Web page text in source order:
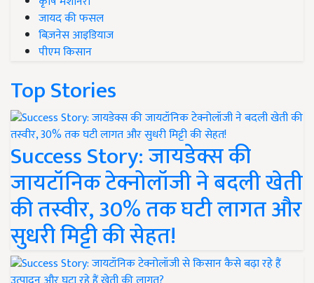
जायद की फसल
बिज़नेस आइडियाज
पीएम किसान
Top Stories
Success Story: जायडेक्स की
जायटॉनिक टेक्नोलॉजी ने बदली खेती
की तस्वीर, 30% तक घटी लागत और
सुधरी मिट्टी की सेहत!